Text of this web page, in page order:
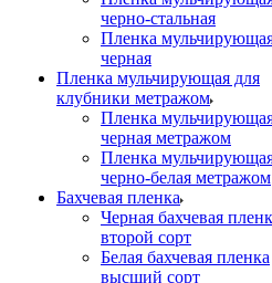
черно-стальная
Пленка
черная
Пленка мульчирующая для
клубники метражом
Пленка
черная метражом
Пленка
черно-белая метражом
Бахчевая пленка
Черная бахчевая
второй сорт
Белая бахчевая пленка
высший сорт